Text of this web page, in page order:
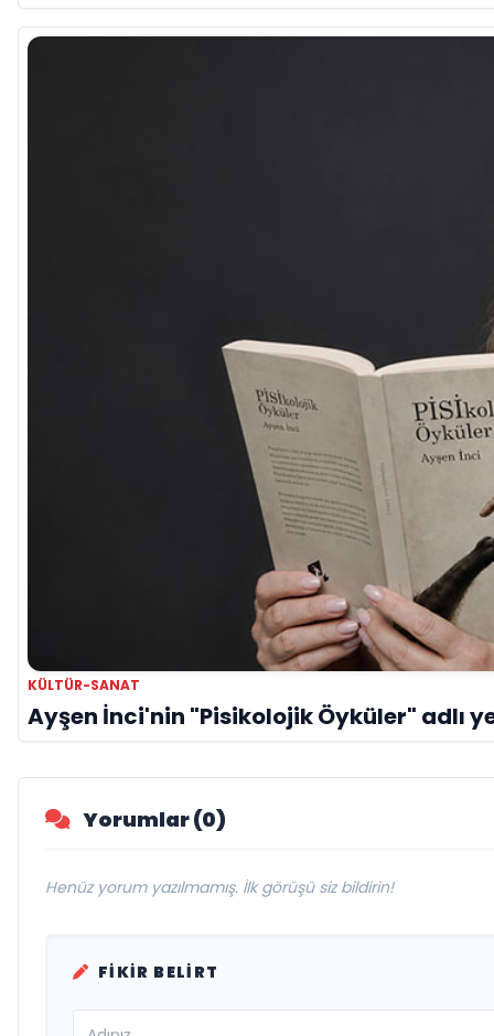
KÜLTÜR-SANAT
Ayşen İnci'nin "Pisikolojik Öyküler" adlı
Yorumlar (0)
Henüz yorum yazılmamış. İlk görüşü siz bildirin!
FIKIR BELIRT